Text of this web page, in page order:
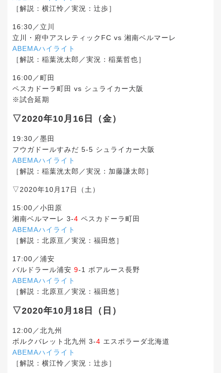
［解説：横江怜／実況：辻歩］
16:30／立川
立川・府中アスレティックFC vs 湘南ベルマーレ
ABEMAハイライト
［解説：稲葉洸太郎／実況：稲葉哲也］
16:00／町田
ペスカドーラ町田 vs シュライカー大阪
※試合延期
▽2020年10月16日（金）
19:30／墨田
フウガドールすみだ 5-5 シュライカー大阪
ABEMAハイライト
［解説：稲葉洸太郎／実況：加藤謙太郎］
▽2020年10月17日（土）
15:00／小田原
湘南ベルマーレ 3-4 ペスカドーラ町田
ABEMAハイライト
［解説：北原亘／実況：福田悠］
17:00／浦安
バルドラール浦安 9-1 ボアルース長野
ABEMAハイライト
［解説：北原亘／実況：福田悠］
▽2020年10月18日（日）
12:00／北九州
ボルクバレット北九州 3-4 エスポラーダ北海道
ABEMAハイライト
［解説：横江怜／実況：辻歩］